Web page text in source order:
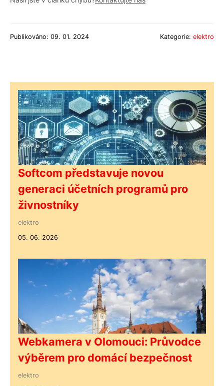
Publikováno: 09. 01. 2024 Kategorie: elektro
Softcom představuje novou
generaci účetních programů pro
živnostníky
elektro
05. 06. 2026
Webkamera v Olomouci: Průvodce
výběrem pro domácí bezpečnost
elektro